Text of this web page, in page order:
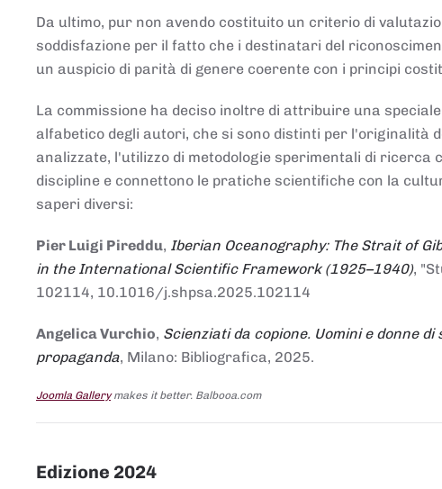
Da ultimo, pur non avendo costituito un criterio di
soddisfazione per il fatto che i destinatari del
un auspicio di parità di genere coerente con i principi
La commissione ha deciso inoltre di attribuire una
alfabetico degli autori, che si sono distinti per l'originalità
analizzate, l'utilizzo di metodologie sperimentali di ricerca
discipline e connettono le pratiche scientifiche con la
saperi diversi:
Pier Luigi Pireddu, Iberian Oceanography: The Strait of
in the International Scientific Framework (1925–1940),
102114, 10.1016/j.shpsa.2025.102114
Angelica Vurchio, Scienziati da copione. Uomini e donne
propaganda, Milano: Bibliografica, 2025.
Joomla Gallerymakes it better. Balbooa.com
Edizione 2024